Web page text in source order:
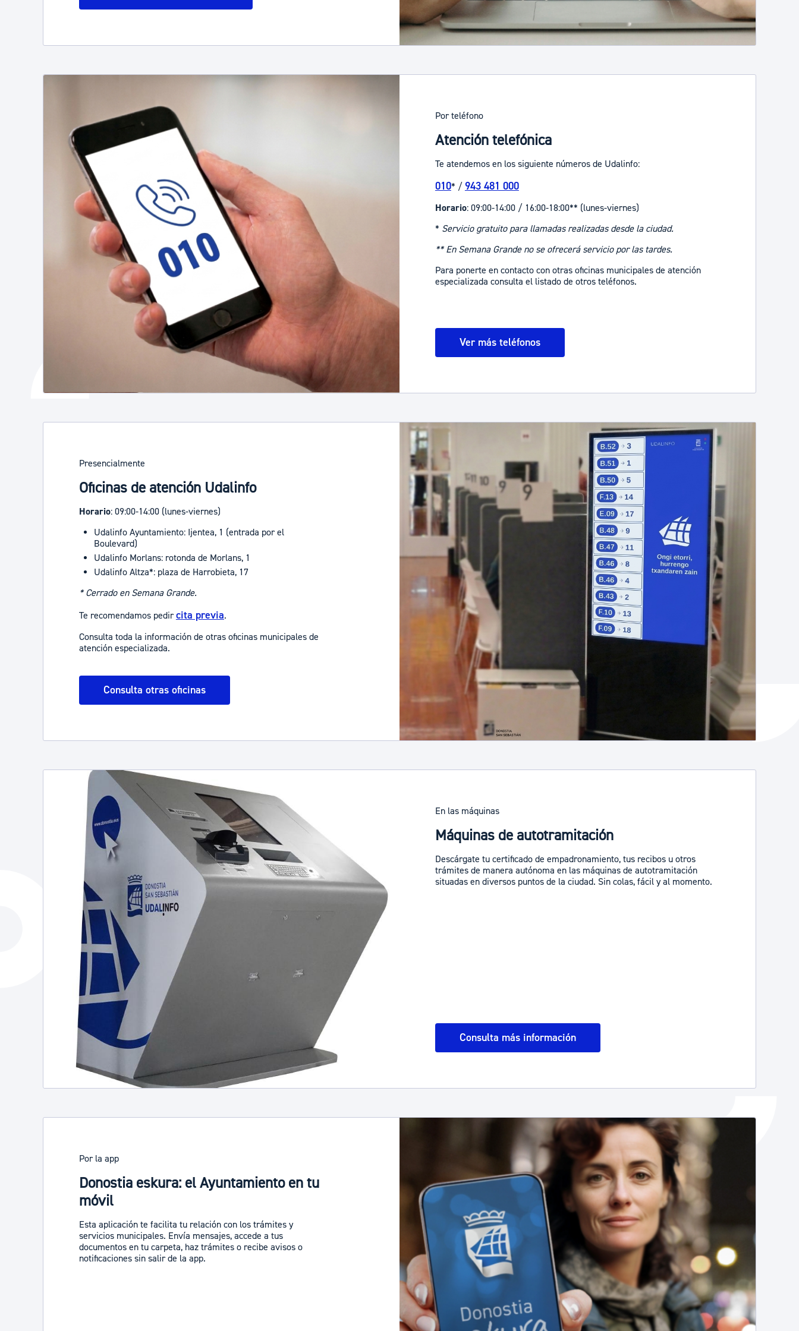
Por teléfono
Atención telefónica
Te atendemos en los siguiente números de Udalinfo:
010* / 943 481 000
Horario: 09:00-14:00 / 16:00-18:00** (lunes-viernes)
* Servicio gratuito para llamadas realizadas desde la ciudad.
** En Semana Grande no se ofrecerá servicio por las tardes.
Para ponerte en contacto con otras oficinas municipales de atención
especializada consulta el listado de otros teléfonos.
Ver más teléfonos
Presencialmente
Oficinas de atención Udalinfo
Horario: 09:00-14:00 (lunes-viernes)
Udalinfo Ayuntamiento: Ijentea, 1 (entrada por el
Boulevard)
Udalinfo Morlans: rotonda de Morlans, 1
Udalinfo Altza*: plaza de Harrobieta, 17
* Cerrado en Semana Grande.
Te recomendamos pedircita previa.
Consulta toda la información de otras oficinas municipales de
atención especializada.
Consulta otras oficinas
En las máquinas
Máquinas de autotramitación
Descárgate tu certificado de empadronamiento, tus recibos u otros
trámites de manera autónoma en las máquinas de autotramitación
situadas en diversos puntos de la ciudad. Sin colas, fácil y al momento.
Consulta más información
Por la app
Donostia eskura: el Ayuntamiento en tu
móvil
Esta aplicación te facilita tu relación con los trámites y
servicios municipales. Envía mensajes, accede a tus
documentos en tu carpeta, haz trámites o recibe avisos o
notificaciones sin salir de la app.